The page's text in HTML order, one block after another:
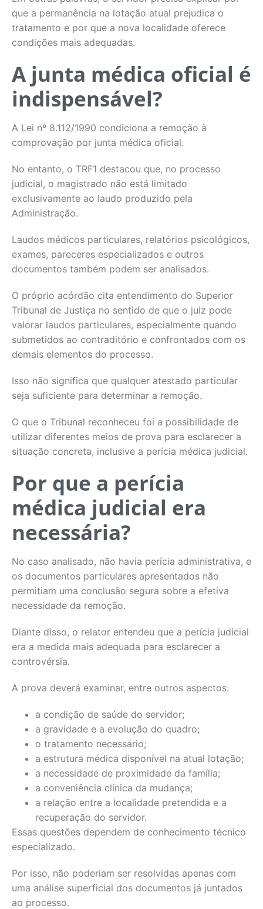
que a permanência na lotação atual prejudica o
tratamento e por que a nova localidade oferece
condições mais adequadas.
A junta médica oficial é
indispensável?
A Lei nº 8.112/1990 condiciona a remoção à
comprovação por junta médica oficial.
No entanto, o TRF1 destacou que, no processo
judicial, o magistrado não está limitado
exclusivamente ao laudo produzido pela
Administração.
Laudos médicos particulares, relatórios psicológicos,
exames, pareceres especializados e outros
documentos também podem ser analisados.
O próprio acórdão cita entendimento do Superior
Tribunal de Justiça no sentido de que o juiz pode
valorar laudos particulares, especialmente quando
submetidos ao contraditório e confrontados com os
demais elementos do processo.
Isso não significa que qualquer atestado particular
seja suficiente para determinar a remoção.
O que o Tribunal reconheceu foi a possibilidade de
utilizar diferentes meios de prova para esclarecer a
situação concreta, inclusive a perícia médica judicial.
Por que a perícia
médica judicial era
necessária?
No caso analisado, não havia perícia administrativa, e
os documentos particulares apresentados não
permitiam uma conclusão segura sobre a efetiva
necessidade da remoção.
Diante disso, o relator entendeu que a perícia judicial
era a medida mais adequada para esclarecer a
controvérsia.
A prova deverá examinar, entre outros aspectos:
a condição de saúde do servidor;
a gravidade e a evolução do quadro;
o tratamento necessário;
a estrutura médica disponível na atual lotação;
a necessidade de proximidade da família;
a conveniência clínica da mudança;
a relação entre a localidade pretendida e a
recuperação do servidor.
Essas questões dependem de conhecimento técnico
especializado.
Por isso, não poderiam ser resolvidas apenas com
uma análise superficial dos documentos já juntados
ao processo.